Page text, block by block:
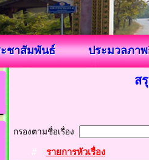
ชาสัมพันธ์ ประมวลภา
ส
กรองตามชื่อเรื่อง
# รายการหัวเรื่อง